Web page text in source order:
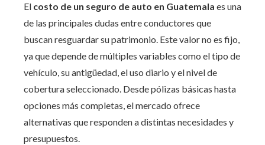
El costo de un seguro de auto en Guatemala es una
de las principales dudas entre conductores que
buscan resguardar su patrimonio. Este valor no es fijo,
ya que depende de múltiples variables como el tipo de
vehículo, su antigüedad, el uso diario y el nivel de
cobertura seleccionado. Desde pólizas básicas hasta
opciones más completas, el mercado ofrece
alternativas que responden a distintas necesidades y
presupuestos.